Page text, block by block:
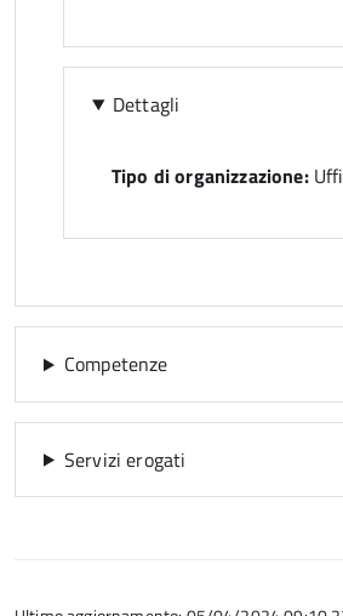
Dettagli
Tipo di organizzazione:
Competenze
Servizi erogati